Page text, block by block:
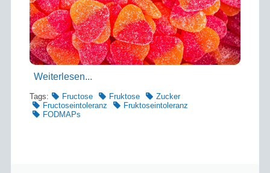
Weiterlesen...
Tags: Fructose Fruktose
Zucker
Fructoseintoleranz
Fruktoseintoleranz
FODMAPs